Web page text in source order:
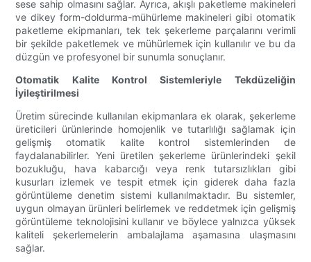
sese sahip olmasını sağlar. Ayrıca, akışlı paketleme makineleri
ve dikey form-doldurma-mühürleme makineleri gibi otomatik
paketleme ekipmanları, tek tek şekerleme parçalarını verimli
bir şekilde paketlemek ve mühürlemek için kullanılır ve bu da
düzgün ve profesyonel bir sunumla sonuçlanır.
Otomatik Kalite Kontrol Sistemleriyle Tekdüzeliğin
İyileştirilmesi
Üretim sürecinde kullanılan ekipmanlara ek olarak, şekerleme
üreticileri ürünlerinde homojenlik ve tutarlılığı sağlamak için
gelişmiş otomatik kalite kontrol sistemlerinden de
faydalanabilirler. Yeni üretilen şekerleme ürünlerindeki şekil
bozukluğu, hava kabarcığı veya renk tutarsızlıkları gibi
kusurları izlemek ve tespit etmek için giderek daha fazla
görüntüleme denetim sistemi kullanılmaktadır. Bu sistemler,
uygun olmayan ürünleri belirlemek ve reddetmek için gelişmiş
görüntüleme teknolojisini kullanır ve böylece yalnızca yüksek
kaliteli şekerlemelerin ambalajlama aşamasına ulaşmasını
sağlar.